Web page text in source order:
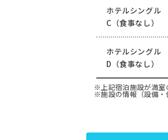
ホテルシングル
C（食事なし）
ホテルシングル
D（食事なし）
※上記宿泊施設が満室
※施設の情報（設備・